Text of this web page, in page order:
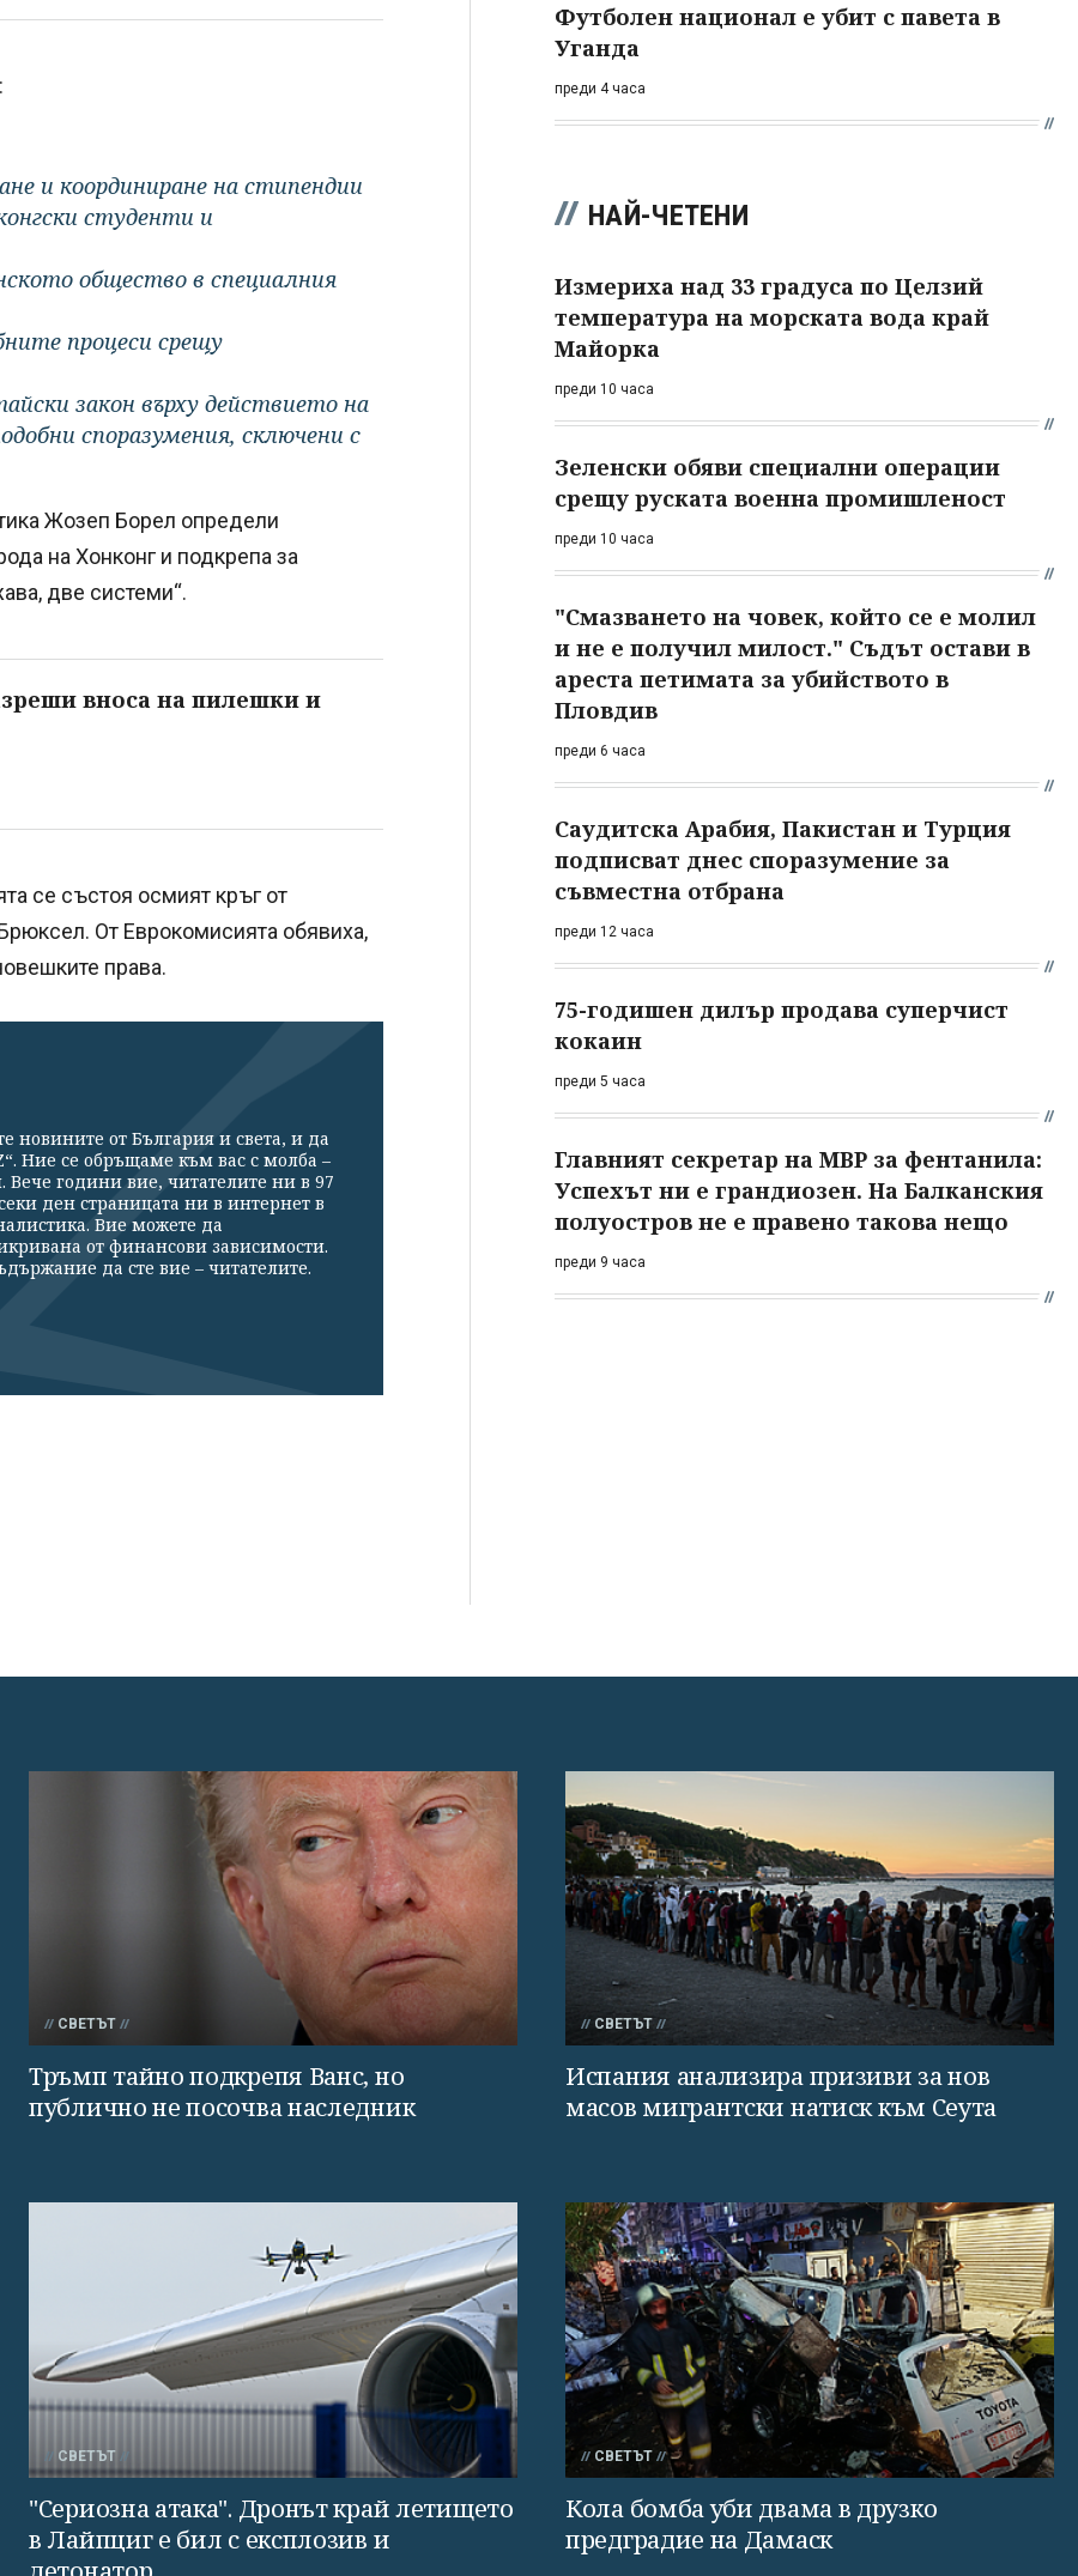
и координиране на стипендии
студенти и
общество в специалния
процеси срещу
закон върху действието на
споразумения, сключени с
Жозеп Борел определи
на Хонконг и подкрепа за
две системи“.
вноса на пилешки и
се състоя осмият кръг от
От Еврокомисията обявиха,
права.
новините от България и света, и да
Ние се обръщаме към вас с молба –
години вие, читателите ни в 97
ден страницата ни в интернет в
Вие можете да
от финансови зависимости.
да сте вие – читателите.
Футболен национал е убит с павета в
Уганда
преди 4 часа
НАЙ-ЧЕТЕНИ
Измериха над 33 градуса по Целзий
температура на морската вода край
Майорка
преди 10 часа
Зеленски обяви специални операции
срещу руската военна промишленост
преди 10 часа
"Смазването на човек, който се е молил
и не е получил милост." Съдът остави в
ареста петимата за убийството в
Пловдив
преди 6 часа
Саудитска Арабия, Пакистан и Турция
подписват днес споразумение за
съвместна отбрана
преди 12 часа
75-годишен дилър продава суперчист
кокаин
преди 5 часа
Главният секретар на МВР за фентанила:
Успехът ни е грандиозен. На Балканския
полуостров не е правено такова нещо
преди 9 часа
СВЕТЪТ
Тръмп тайно подкрепя Ванс, но
публично не посочва наследник
СВЕТЪТ
Испания анализира призиви за нов
масов мигрантски натиск към Сеута
СВЕТЪТ
"Сериозна атака". Дронът край летището
в Лайпциг е бил с експлозив и
СВЕТЪТ
Кола бомба уби двама в друзко
предградие на Дамаск